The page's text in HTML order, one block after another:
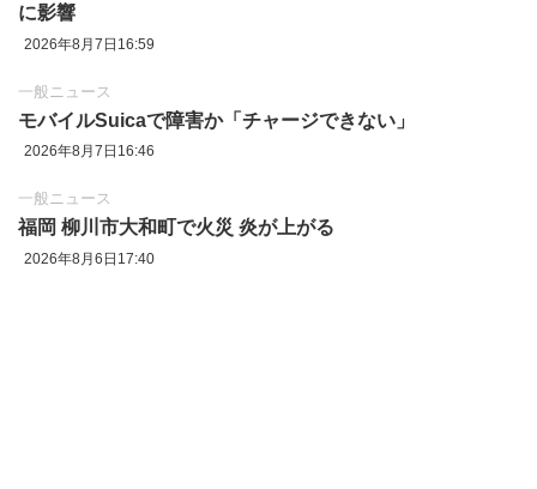
に影響
2026年8月7日16:59
一般ニュース
モバイルSuicaで障害か「チャージできない」
2026年8月7日16:46
一般ニュース
福岡 柳川市大和町で火災 炎が上がる
2026年8月6日17:40